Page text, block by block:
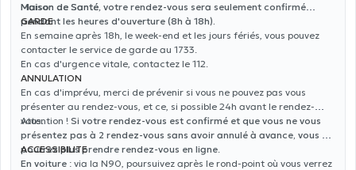
Maison de Santé.
Maison de Santé, votre rendez-vous sera seulement confirmé
pendant les heures d'ouverture (8h à 18h).
GARDE
En semaine après 18h, le week-end et les jours fériés, vous pouvez
contacter le service de garde au 1733.
En cas d'urgence vitale, contactez le 112.
ANNULATION
En cas d'imprévu, merci de prévenir si vous ne pouvez pas vous
présenter au rendez-vous, et ce, si possible 24h avant le rendez-
vous.
Attention ! Si votre rendez-vous est confirmé et que vous ne vous
présentez pas à 2 rendez-vous sans avoir annulé à avance, vous ne
pourrez plus prendre rendez-vous en ligne.
ACCESSIBILITE
En voiture : via la N90, poursuivez après le rond-point où vous verrez